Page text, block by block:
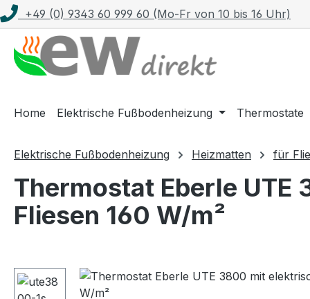
Hauptinhalt springen
Zur Suche springen
Zur Hauptnavigation springen
+49 (0) 9343 60 999 60 (Mo-Fr von 10 bis 16 Uhr)
Home Elektrische Fußbodenheizung Thermostate
Elektrische Fußbodenheizung Heizmatten für
Thermostat Eberle
Fliesen 160 W/m²
Bildergalerie überspringen